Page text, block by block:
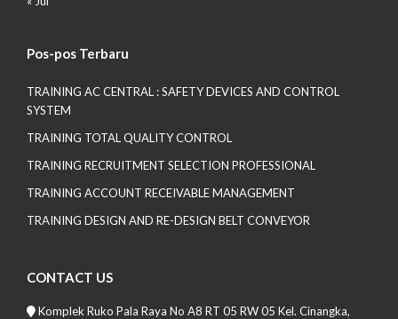
Pos-pos Terbaru
TRAINING AC CENTRAL : SAFETY DEVICES AND CONTROL
SYSTEM
TRAINING TOTAL QUALITY CONTROL
TRAINING RECRUITMENT SELECTION PROFESSIONAL
TRAINING ACCOUNT RECEIVABLE MANAGEMENT
TRAINING DESIGN AND RE-DESIGN BELT CONVEYOR
CONTACT US
Komplek Ruko Pala Raya No A8 RT 05 RW 05 Kel. Cinangka,